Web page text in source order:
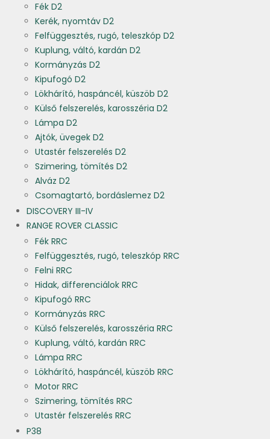
Fék D2
Kerék, nyomtáv D2
Felfüggesztés, rugó, teleszkóp D2
Kuplung, váltó, kardán D2
Kormányzás D2
Kipufogó D2
Lökhárító, haspáncél, küszöb D2
Külső felszerelés, karosszéria D2
Lámpa D2
Ajtók, üvegek D2
Utastér felszerelés D2
Szimering, tömítés D2
Alváz D2
Csomagtartó, bordáslemez D2
DISCOVERY III-IV
RANGE ROVER CLASSIC
Fék RRC
Felfüggesztés, rugó, teleszkóp RRC
Felni RRC
Hidak, differenciálok RRC
Kipufogó RRC
Kormányzás RRC
Külső felszerelés, karosszéria RRC
Kuplung, váltó, kardán RRC
Lámpa RRC
Lökhárító, haspáncél, küszöb RRC
Motor RRC
Szimering, tömítés RRC
Utastér felszerelés RRC
P38